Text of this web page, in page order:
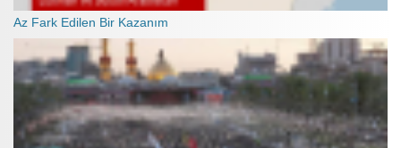
Az Fark Edilen Bir Kazanım